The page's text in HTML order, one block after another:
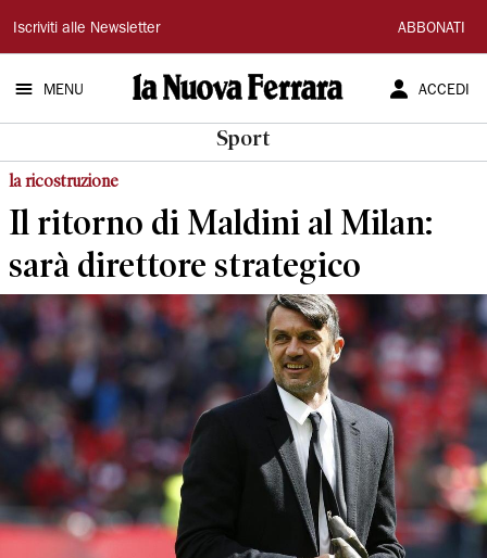
La
Nuova
Ferrara
Iscriviti alle Newsletter ABBONATI
MENU ACCEDI
Sport
la ricostruzione
Il ritorno di Maldini al Milan:
sarà direttore strategico